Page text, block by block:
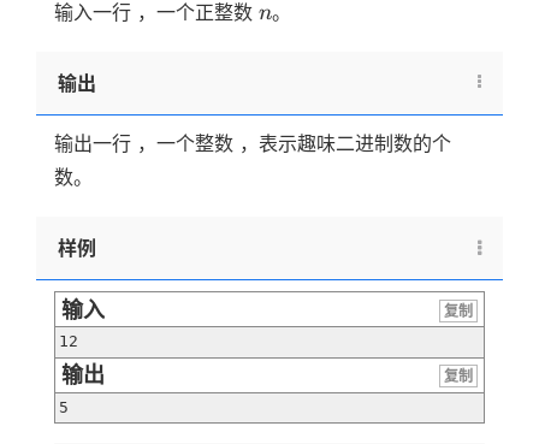
输入一行 ，一个正整数 n
n。
输出
输出一行 ，一个整数 ，表示趣味二进制数的个
数。
样例
输入
复制
12
输出
复制
5